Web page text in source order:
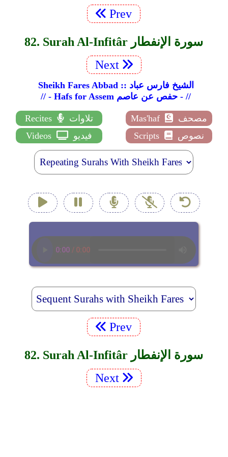
Prev
82. Surah Al-Infitâr سورة الإنفطار
Next
Sheikh Fares Abbad :: الشيخ فارس عباد
// - Hafs for Assem حفص عن عاصم - //
Recites تلاوات Mas'haf
مصحف
Videos
فيديو Scripts نصوص
Prev
82. Surah Al-Infitâr سورة الإنفطار
Next